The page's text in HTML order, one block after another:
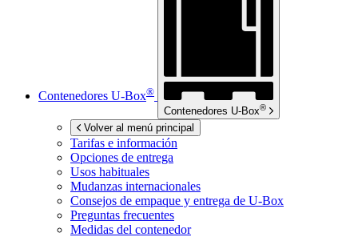
Contenedores U-Box®
Contenedores U-Box®
Volver al menú principal
Tarifas e información
Opciones de entrega
Usos habituales
Mudanzas internacionales
Consejos de empaque y entrega de U-Box
Preguntas frecuentes
Medidas del contenedor